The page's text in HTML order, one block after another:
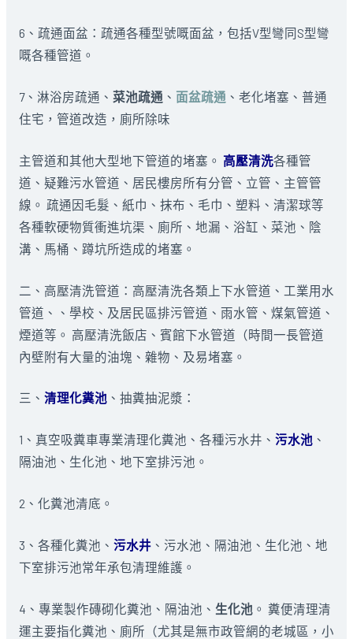
6、疏通面盆：疏通各種型號嘅面盆，包括V型彎同S型彎
嘅各種管道。
7、淋浴房疏通、 菜池疏通 、 面盆疏通 、老化堵塞、普通
住宅，管道改造，廁所除味
主管道和其他大型地下管道的堵塞。 高壓清洗各種管
道、疑難污水管道、居民樓房所有分管、立管、主管管
線。 疏通因毛髮、紙巾、抹布、毛巾、塑料、清潔球等
各種軟硬物質衝進坑渠、廁所、地漏、浴缸、菜池、陰
溝、馬桶、蹲坑所造成的堵塞。
二、高壓清洗管道：高壓清洗各類上下水管道、工業用水
管道、、學校、及居民區排污管道、雨水管、煤氣管道、
煙道等。 高壓清洗飯店、賓館下水管道（時間一長管道
內壁附有大量的油塊、雜物、及易堵塞。
三、 清理化糞池、抽糞抽泥漿：
1、真空吸糞車專業清理化糞池、各種污水井、 污水池、
隔油池、生化池、地下室排污池。
2、化糞池清底。
3、各種化糞池、 污水井、污水池、隔油池、生化池、地
下室排污池常年承包清理維護。
4、專業製作磚砌化糞池、隔油池、 生化池 。 糞便清理清
運主要指化糞池、廁所（尤其是無市政管網的老城區，小